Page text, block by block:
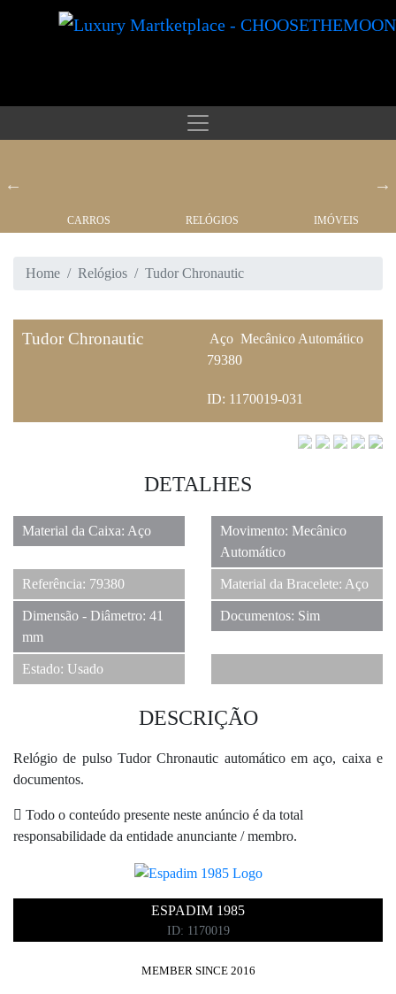
CARROS RELÓGIOS IMÓVEIS
Home Relógios Tudor Chronautic
Tudor Chronautic Aço Mecânico Automático
79380
ID: 1170019-031
DETALHES
Material da Caixa: Aço
Movimento: Mecânico
Automático
Referência: 79380 Material da Bracelete: Aço
Dimensão - Diâmetro: 41
mm
Documentos: Sim
Estado: Usado
DESCRIÇÃO
Relógio de pulso Tudor Chronautic automático em aço, caixa e
documentos.
Todo o conteúdo presente neste anúncio é da total
responsabilidade da entidade anunciante / membro.
ESPADIM 1985
ID: 1170019
MEMBER SINCE 2016